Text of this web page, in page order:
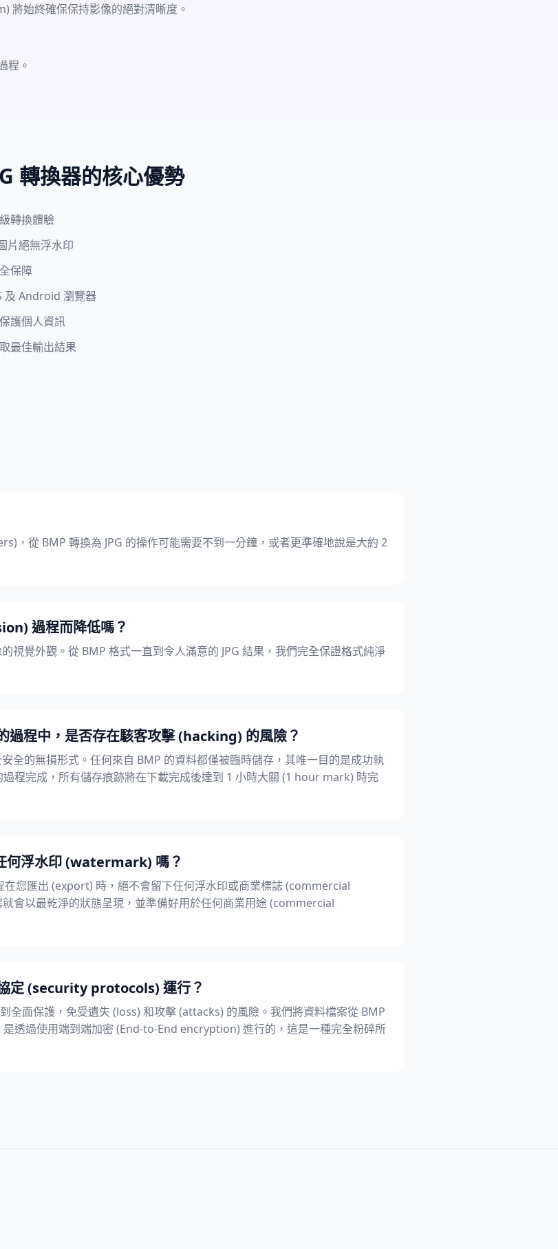
將始終確保保持影像的絕對清晰度。
程。
轉換器的核心優勢
轉換體驗
片絕無浮水印
保障
及 Android 瀏覽器
護個人資訊
最佳輸出結果
，從 BMP 轉換為 JPG 的操作可能需要不到一分鐘，或者更準確地說是大約 2
過程而降低嗎？
視覺外觀。從 BMP 格式一直到令人滿意的 JPG 結果，我們完全保證格式純淨
過程中，是否存在駭客攻擊 (hacking) 的風險？
全的無損形式。任何來自 BMP 的資料都僅被臨時儲存，其唯一目的是成功執
過程完成，所有儲存痕跡將在下載完成後達到 1 小時大關 (1 hour mark) 時完
何浮水印 (watermark) 嗎？
您匯出 (export) 時，絕不會留下任何浮水印或商業標誌 (commercial
會以最乾淨的狀態呈現，並準備好用於任何商業用途 (commercial
定 (security protocols) 運行？
全面保護，免受遺失 (loss) 和攻擊 (attacks) 的風險。我們將資料檔案從 BMP
是透過使用端到端加密 (End-to-End encryption) 進行的，這是一種完全粉碎所